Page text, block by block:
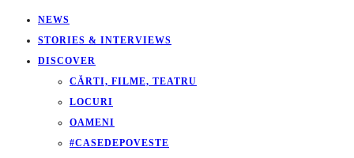
NEWS
STORIES & INTERVIEWS
DISCOVER
CĂRTI, FILME, TEATRU
LOCURI
OAMENI
#CASEDEPOVESTE